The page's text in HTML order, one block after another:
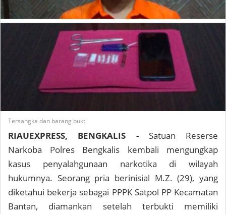
Tersangka dan barang bukti
RIAUEXPRESS, BENGKALIS -Satuan Reserse
Narkoba Polres Bengkalis kembali mengungkap
kasus penyalahgunaan narkotika di wilayah
hukumnya. Seorang pria berinisial M.Z. (29), yang
diketahui bekerja sebagai PPPK Satpol PP Kecamatan
Bantan, diamankan setelah terbukti memiliki